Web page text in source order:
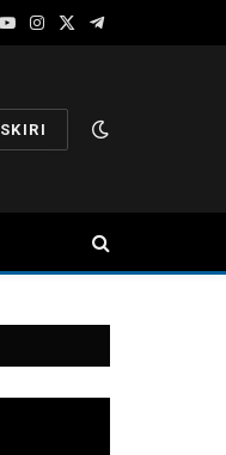
YouTube
Instagram
X
Telegram